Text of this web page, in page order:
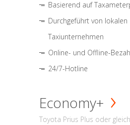
Basierend auf
Durchgeführt von lokalen
Taxiunternehmen
Online- und Offline-
24/7-Hotline
Economy+
Toyota Prius Plus oder